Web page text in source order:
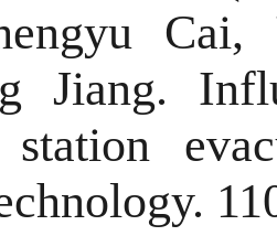
Cai,
Jiang.
station